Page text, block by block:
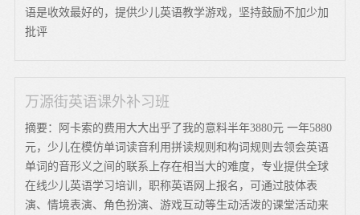
语是收效最好的，提供少儿英语教学游戏，坚持鼓励不加少加
批评
万源街英语课外补习班
摘要：阿卡索的费用大大出乎了我的意料半年3880元 一年5880
元，少儿在模仿单词读音利用拼读规则和构词规则去领会英语
单词的音形义之间的联系上存在相当大的难度，专业提供全球
在线少儿英语学习培训，职称英语网上报名，可通过肢体表
演、情境表演、角色扮演、游戏互动等生动活泼的课堂活动来